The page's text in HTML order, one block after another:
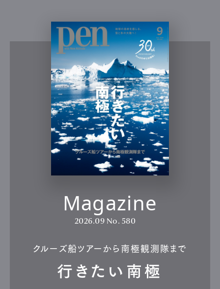
Magazine
2026.09 No. 580
クルーズ船ツアーから南極観測隊まで
行きたい南極